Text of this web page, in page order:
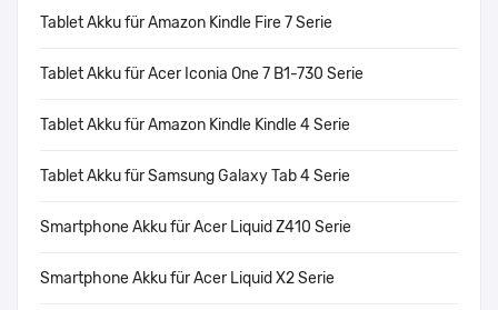
Tablet Akku für Amazon Kindle Fire 7 Serie
Tablet Akku für Acer Iconia One 7 B1-730 Serie
Tablet Akku für Amazon Kindle Kindle 4 Serie
Tablet Akku für Samsung Galaxy Tab 4 Serie
Smartphone Akku für Acer Liquid Z410 Serie
Smartphone Akku für Acer Liquid X2 Serie